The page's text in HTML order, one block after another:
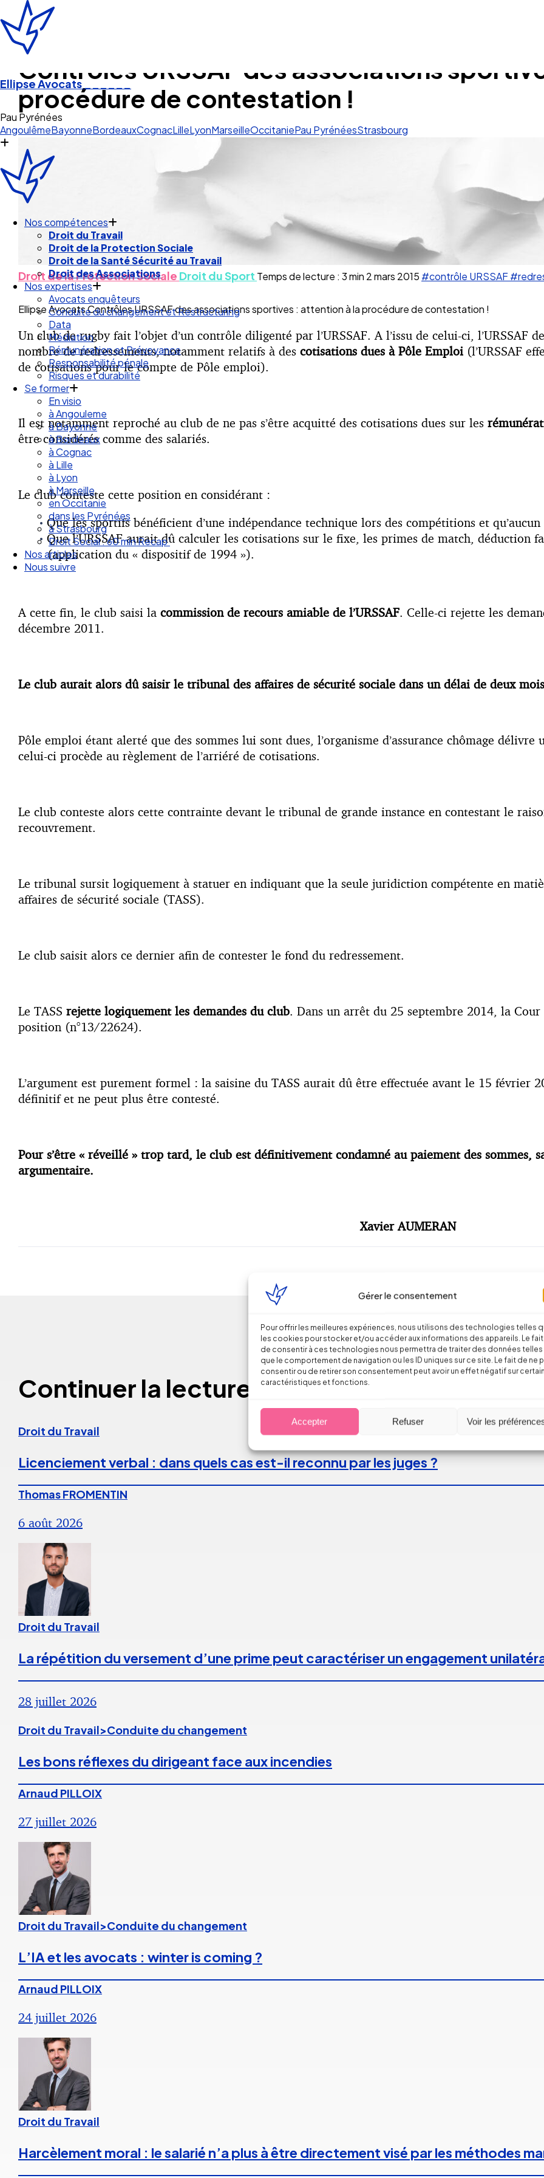
Gérer le consentement
Pour offrir les meilleures expériences, nous utilisons des technologies telles
les cookies pour stocker et/ou accéder aux informations des appareils. Le fait
de consentir à ces technologies nous permettra de traiter des données telles
que le comportement de navigation ou les ID uniques sur ce site. Le fait de ne
consentir ou de retirer son consentement peut avoir un effet négatif sur
caractéristiques et fonctions.
Accepter Refuser Voir les
Ellipse Avocats ______
AngoulêmeBayonne
Droit du Travail
Droit de la Protection Sociale
Droit de la Santé Sécurité au Travail
Droit des Associations
Nos expertises
Avocats enquêteurs
Conduite du changement et Restructuring
Data
Médiation
Rémunération et Prévoyance
Responsabilité pénale
Risques et durabilité
Se former
En visio
à Angouleme
à Bayonne
à Bordeaux
à Cognac
à Lille
à Lyon
à Marseille
en Occitanie
dans les Pyrénées
à Strasbourg
Droit Social : 60 min Recap’
Nos articles
Nous suivre
Contrôles URSSAF des associations
procédure de contestation !
Droit de la Protection Sociale Droit du Sport Temps de lecture : 3 min 2 mars 2015 #contrôle URSSAF
Ellipse Avocats Contrôles URSSAF des associations sportives : attention à la procédure de contestation !
Un club de rugby fait l’objet d’un contrôle diligenté par l’URSSAF. A l’issu de celui-ci, l’URSSAF
nombre de redressements, notamment relatifs à des cotisations dues à Pôle Emploi (l’URSSAF
de cotisations pour le compte de Pôle emploi).
Il est notamment reproché au club de ne pas s’être acquitté des cotisations dues sur les
être considérés comme des salariés.
Le club conteste cette position en considérant :
Que les sportifs bénéficient d’une indépendance technique lors des compétitions et
Que l’URSSAF aurait dû calculer les cotisations sur le fixe, les primes de match, déduction
(application du « dispositif de 1994 »).
A cette fin, le club saisi la commission de recours amiable de l’URSSAF. Celle-ci rejette les
décembre 2011.
Le club aurait alors dû saisir le tribunal des affaires de sécurité sociale dans un délai de deux
Pôle emploi étant alerté que des sommes lui sont dues, l’organisme d’assurance chômage délivre
celui-ci procède au règlement de l’arriéré de cotisations.
Le club conteste alors cette contrainte devant le tribunal de grande instance en contestant le
recouvrement.
Le tribunal sursit logiquement à statuer en indiquant que la seule juridiction compétente en
affaires de sécurité sociale (TASS).
Le club saisit alors ce dernier afin de contester le fond du redressement.
Le TASS rejette logiquement les demandes du club. Dans un arrêt du 25 septembre 2014, la Cour
position (n°13/22624).
L’argument est purement formel : la saisine du TASS aurait dû être effectuée avant le 15 février
définitif et ne peut plus être contesté.
Pour s’être « réveillé » trop tard, le club est définitivement condamné au paiement des sommes,
argumentaire.
Xavier AUMERAN
Continuer la lecture
Droit du Travail
Licenciement verbal : dans quels cas est-il reconnu par les juges ?
Thomas FROMENTIN
6 août 2026
Droit du Travail
La répétition du versement d’une prime peut caractériser un engagement
28 juillet 2026
Droit du Travail>Conduite du changement
Les bons réflexes du dirigeant face aux incendies
Arnaud PILLOIX
27 juillet 2026
Droit du Travail>Conduite du changement
L’IA et les avocats : winter is coming ?
Arnaud PILLOIX
24 juillet 2026
Droit du Travail
Harcèlement moral : le salarié n’a plus à être directement visé par les méthodes